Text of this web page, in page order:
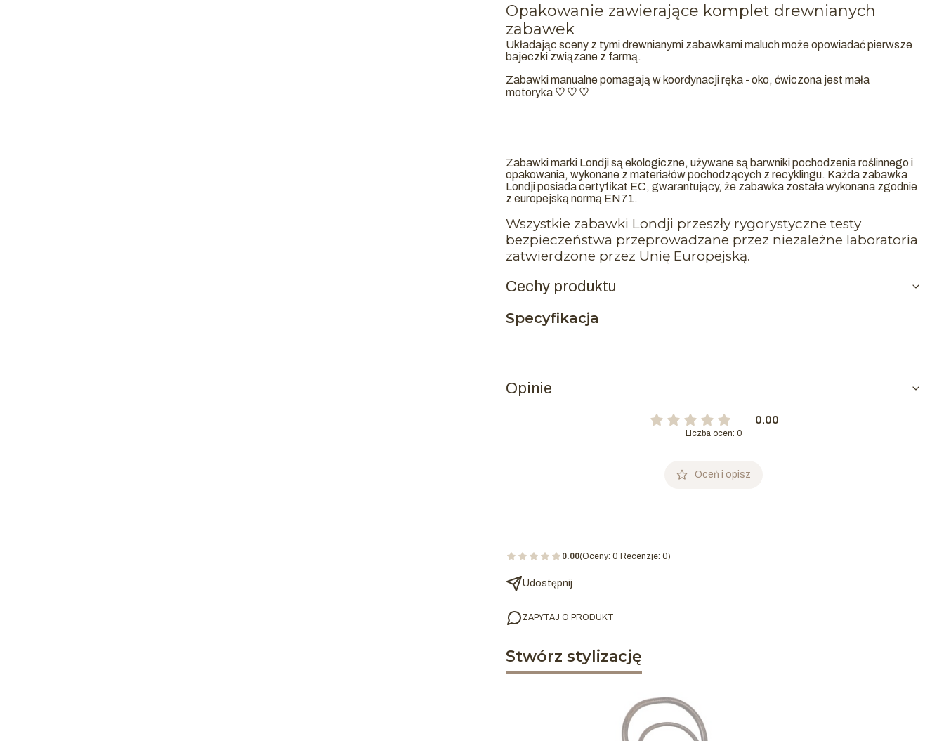
Opakowanie zawierające komplet drewnianych
zabawek
Układając sceny z tymi drewnianymi zabawkami maluch może opowiadać pierwsze
bajeczki związane z farmą.
Zabawki manualne pomagają w koordynacji ręka - oko, ćwiczona jest mała
motoryka ♡ ♡ ♡
Zabawki marki Londji są ekologiczne, używane są barwniki pochodzenia roślinnego i
opakowania, wykonane z materiałów pochodzących z recyklingu. Każda zabawka
Londji posiada certyfikat EC, gwarantujący, że zabawka została wykonana zgodnie
z europejską normą EN71.
Wszystkie zabawki Londji przeszły rygorystyczne testy
bezpieczeństwa przeprowadzane przez niezależne laboratoria
zatwierdzone przez Unię Europejską.
Cechy produktu
Specyfikacja
Opinie
0.00
Liczba ocen: 0
Oceń i opisz
0.00(Oceny: 0 Recenzje: 0)
Udostępnij
ZAPYTAJ O PRODUKT
Stwórz stylizację